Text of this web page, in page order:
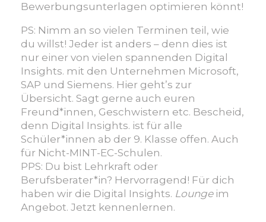
Bewerbungsunterlagen optimieren könnt!
PS: Nimm an so vielen Terminen teil, wie
du willst! Jeder ist anders – denn dies ist
nur einer von vielen spannenden Digital
Insights. mit den Unternehmen Microsoft,
SAP und Siemens. Hier geht’s zur
Übersicht. Sagt gerne auch euren
Freund*innen, Geschwistern etc. Bescheid,
denn Digital Insights. ist für alle
Schüler*innen ab der 9. Klasse offen. Auch
für Nicht-MINT-EC-Schulen.
PPS: Du bist Lehrkraft oder
Berufsberater*in? Hervorragend! Für dich
haben wir die Digital Insights. Lounge im
Angebot. Jetzt kennenlernen.